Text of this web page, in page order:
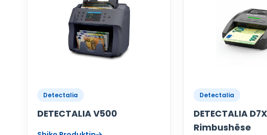
Detectalia
DETECTALIA V500
Detectalia
DETECTALIA
Rimbushëse